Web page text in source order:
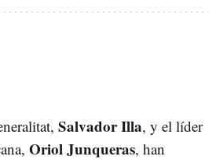
Salvador Illa, y el líder
Oriol Junqueras, han